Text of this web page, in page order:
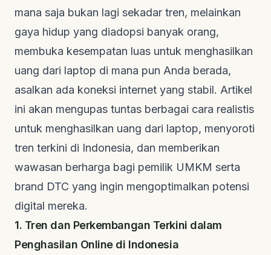
mana saja bukan lagi sekadar tren, melainkan
gaya hidup yang diadopsi banyak orang,
membuka kesempatan luas untuk menghasilkan
uang dari laptop di mana pun Anda berada,
asalkan ada koneksi internet yang stabil. Artikel
ini akan mengupas tuntas berbagai cara realistis
untuk menghasilkan uang dari laptop, menyoroti
tren terkini di Indonesia, dan memberikan
wawasan berharga bagi pemilik UMKM serta
brand DTC yang ingin mengoptimalkan potensi
digital mereka.
1. Tren dan Perkembangan Terkini dalam
Penghasilan Online di Indonesia